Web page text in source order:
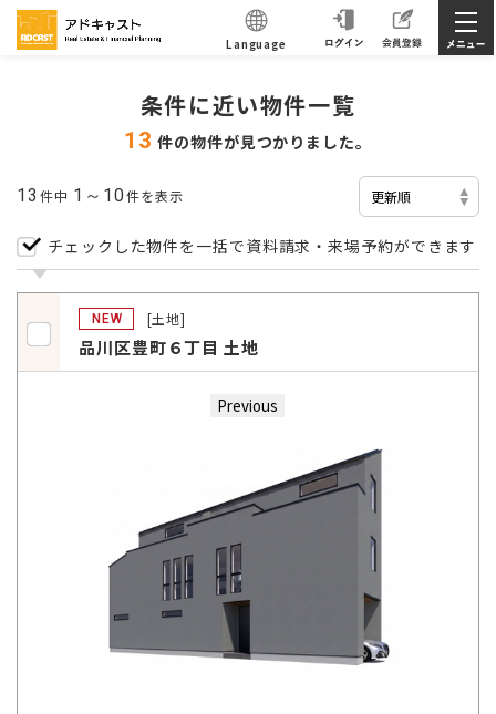
Language
条件に近い物件一覧
13 件の物件が見つかりました。
13 件中 1～10件を表示
チェックした物件を一括で資料請求・来場予約ができます
NEW [土地]
品川区豊町６丁目 土地
Previous